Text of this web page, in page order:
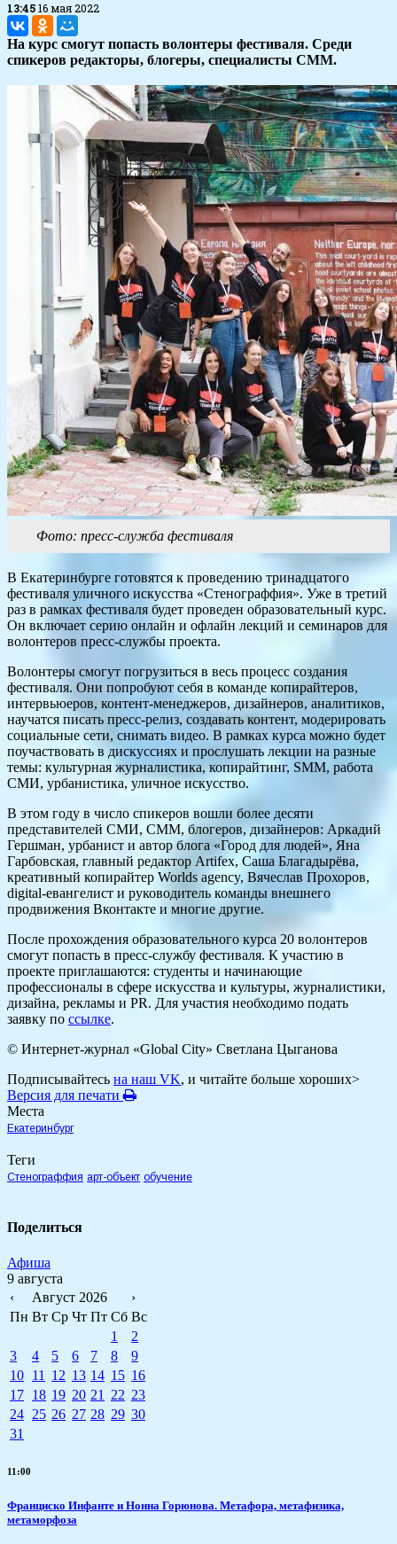
13:4516 мая 2022
На курс смогут попасть волонтеры фестиваля. Среди
спикеров редакторы, блогеры, специалисты СММ.
Фото: пресс-служба фестиваля
В Екатеринбурге готовятся к проведению тринадцатого
фестиваля уличного искусства «Стенограффия». Уже в третий
раз в рамках фестиваля будет проведен образовательный курс.
Он включает серию онлайн и офлайн лекций и семинаров для
волонтеров пресс-службы проекта.
Волонтеры смогут погрузиться в весь процесс создания
фестиваля. Они попробуют себя в команде копирайтеров,
интервьюеров, контент-менеджеров, дизайнеров, аналитиков,
научатся писать пресс-релиз, создавать контент, модерировать
социальные сети, снимать видео. В рамках курса можно будет
поучаствовать в дискуссиях и прослушать лекции на разные
темы: культурная журналистика, копирайтинг, SMM, работа
СМИ, урбанистика, уличное искусство.
В этом году в число спикеров вошли более десяти
представителей СМИ, СММ, блогеров, дизайнеров: Аркадий
Гершман, урбанист и автор блога «Город для людей», Яна
Гарбовская, главный редактор Artifex, Саша Благадырёва,
креативный копирайтер Worlds agency, Вячеслав Прохоров,
digital-евангелист и руководитель команды внешнего
продвижения Вконтакте и многие другие.
После прохождения образовательного курса 20 волонтеров
смогут попасть в пресс-службу фестиваля. К участию в
проекте приглашаются: студенты и начинающие
профессионалы в сфере искусства и культуры, журналистики,
дизайна, рекламы и PR. Для участия необходимо подать
заявку по ссылке.
© Интернет-журнал «Global City» Светлана Цыганова
Подписывайтесь на наш VK, и читайте больше хороших>
Версия для печати
Места
Екатеринбург
Теги
Стенограффия арт-объект обучение
Поделиться
Афиша
9 августа
‹
Август 2026
›
Пн Вт Ср Чт Пт Сб Вс
1
2
3
4 5 6 7 8
9
10 11 12 13 14 15 16
17 18 19 20 21 22 23
24 25 26 27 28 29 30
31
11:00
Франциско Инфанте и Нонна Горюнова. Метафора, метафизика,
метаморфоза